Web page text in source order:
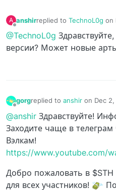
A anshirreplied to TechnoL0g on
last edited by
@TechnoL0g
версии? Может новые
gorgreplied to anshir on Dec
last edited by
@anshir Здравствуйте!
Заходите чаще в телеграм
Вэлкам!
https://www.youtube.com/
Добро пожаловать в $STH
для всех участников!